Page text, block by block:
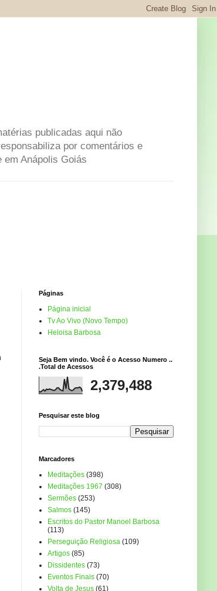
publicadas aqui não
por comentários e
Anápolis Goiás
Páginas
Página inicial
Tv Ao Vivo (Novo Tempo)
Heloisa Barbosa
Seja Bem vindo. Você é o Acesso Numero ..
.Total de Acessos
2,379,488
Pesquisar este blog
Marcadores
Meditações (398)
Meditações 1967 (308)
Sermões (253)
Salmos (145)
Escritos do Pastor Manoel Barbosa
(113)
Perseguição Religiosa (109)
Artigos (85)
Dissidentes (73)
Eventos Finais (70)
Volta de Jesus (61)